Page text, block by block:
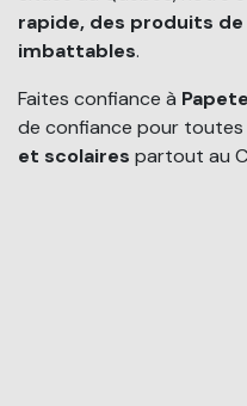
rapide, des produits
imbattables.
Faites confiance à
de confiance pour toutes
et scolaires partout au